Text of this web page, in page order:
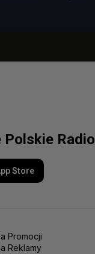
Polskie Radio
Store
Promocji
Reklamy